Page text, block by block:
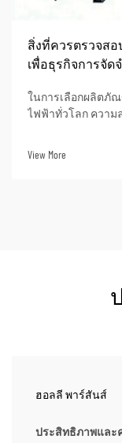
สิ่งที่ควรตรวจสอ
เพื่อธุรกิจการจัด
ในการเลือกผลิตภั
ไฟฟ้าทั่วโลก ความ
View More
ฮอลลี พาร์สันส์
ประสิทธิภาพและ